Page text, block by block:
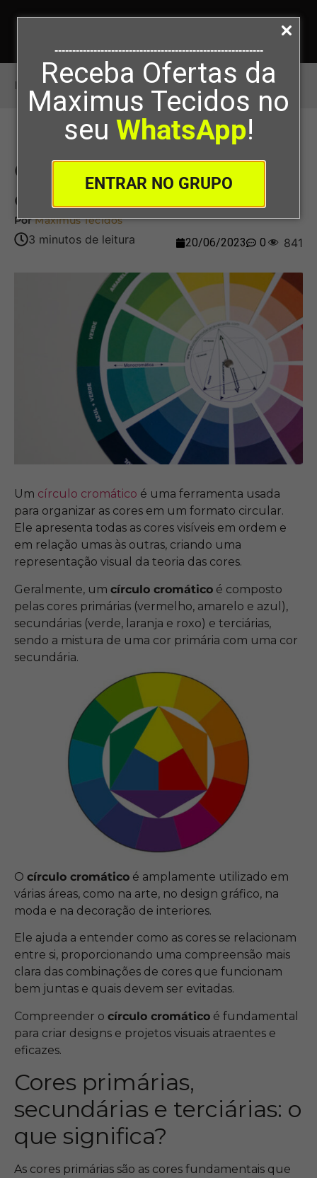
-----------------------------------------------------------
Receba Ofertas da
Maximus Tecidos no
seu WhatsApp!
ENTRAR NO GRUPO
Início>O que é um círculo cromático
O que é um círculo
cromático
PorMaximus Tecidos
20/06/2023 0 841
Um círculo cromático é uma ferramenta usada
para organizar as cores em um formato circular.
Ele apresenta todas as cores visíveis em ordem e
em relação umas às outras, criando uma
representação visual da teoria das cores.
Geralmente, um círculo cromático é composto
pelas cores primárias (vermelho, amarelo e azul),
secundárias (verde, laranja e roxo) e terciárias,
sendo a mistura de uma cor primária com uma cor
secundária.
O círculo cromático é amplamente utilizado em
várias áreas, como na arte, no design gráfico, na
moda e na decoração de interiores.
Ele ajuda a entender como as cores se relacionam
entre si, proporcionando uma compreensão mais
clara das combinações de cores que funcionam
bem juntas e quais devem ser evitadas.
Compreender o círculo cromático é fundamental
para criar designs e projetos visuais atraentes e
eficazes.
Cores primárias,
secundárias e terciárias: o
que significa?
As cores primárias são as cores fundamentais que